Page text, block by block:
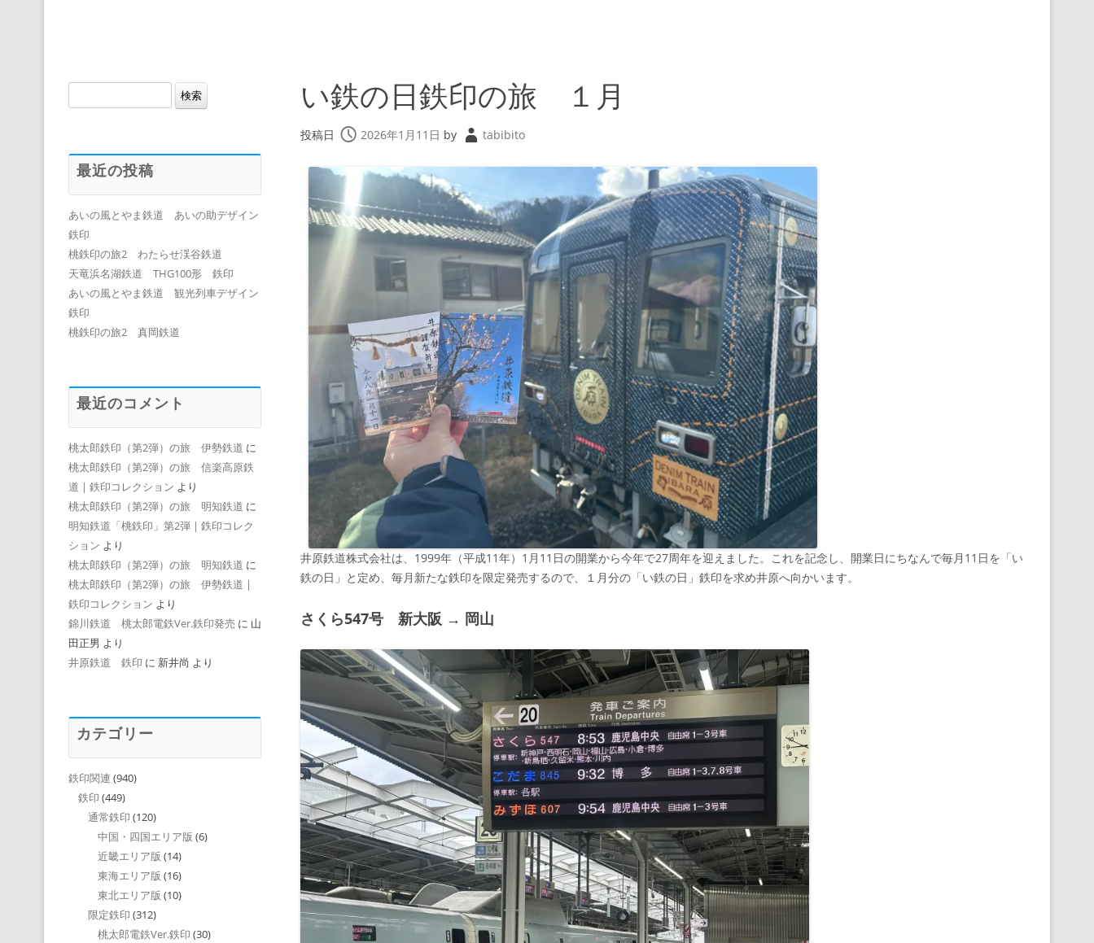
い鉄の日鉄印の旅 １月
投稿日 2026年1月11日 by tabibito
井原鉄道株式会社は、1999年（平成11年）1月11日の開業から今年で27周年を迎えました。これを記念し、開業日にちなんで毎月11日を「い
鉄の日」と定め、毎月新たな鉄印を限定発売するので、１月分の「い鉄の日」鉄印を求め井原へ向かいます。
さくら547号 新大阪 → 岡山
索:
最近の投稿
あいの風とやま鉄道 あいの助デザイン
鉄印
桃鉄印の旅2 わたらせ渓谷鉄道
天竜浜名湖鉄道 THG100形 鉄印
あいの風とやま鉄道 観光列車デザイン
鉄印
桃鉄印の旅2 真岡鉄道
最近のコメント
桃太郎鉄印（第2弾）の旅 伊勢鉄道 に
桃太郎鉄印（第2弾）の旅 信楽高原鉄
道 | 鉄印コレクション より
桃太郎鉄印（第2弾）の旅 明知鉄道 に
明知鉄道「桃鉄印」第2弾 | 鉄印コレク
ション より
桃太郎鉄印（第2弾）の旅 明知鉄道 に
桃太郎鉄印（第2弾）の旅 伊勢鉄道 |
鉄印コレクション より
錦川鉄道 桃太郎電鉄Ver.鉄印発売 に 山
田正男 より
井原鉄道 鉄印 に 新井尚 より
カテゴリー
鉄印関連 (940)
鉄印 (449)
通常鉄印 (120)
中国・四国エリア版 (6)
近畿エリア版 (14)
東海エリア版 (16)
東北エリア版 (10)
限定鉄印 (312)
桃太郎電鉄Ver.鉄印 (30)